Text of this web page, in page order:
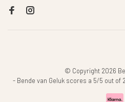
© Copyright 2026
- Bende van Geluk scores a 5/5 out of